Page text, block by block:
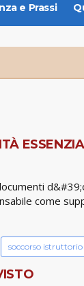
e Prassi
come
soccorso istruttorio